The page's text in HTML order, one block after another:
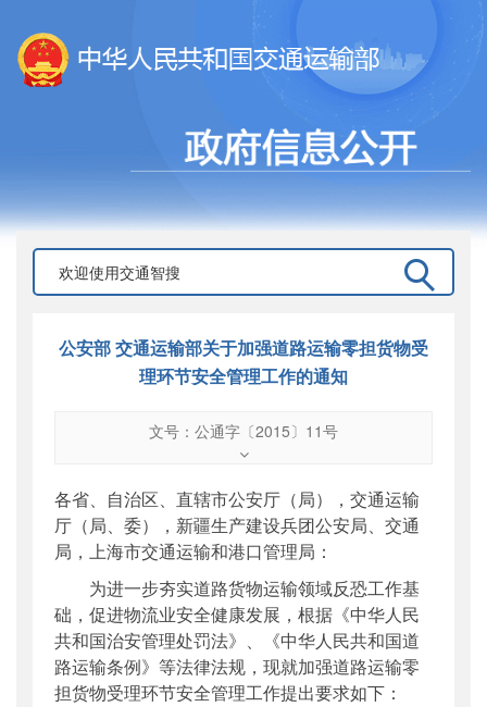
公安部 交通运输部关于加强道路运输零担货物受
理环节安全管理工作的通知
文号：公通字〔2015〕11号
公通字〔2015〕11号
公开日期：2015年04月24日
主题词：
道路运输;零担货物;受理;安全管理
主题分类：安全质量
公文类型：其他
各省、自治区、直辖市公安厅（局），交通运输
厅（局、委），新疆生产建设兵团公安局、交通
局，上海市交通运输和港口管理局：
为进一步夯实道路货物运输领域反恐工作基
础，促进物流业安全健康发展，根据《中华人民
共和国治安管理处罚法》、《中华人民共和国道
路运输条例》等法律法规，现就加强道路运输零
担货物受理环节安全管理工作提出要求如下：